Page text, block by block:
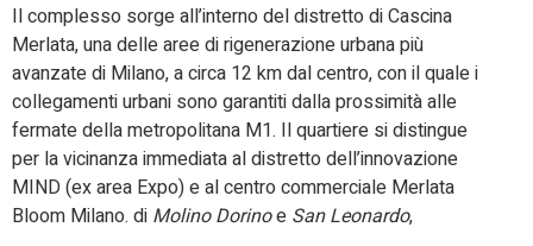
Il complesso sorge all’interno del distretto di Cascina
Merlata, una delle aree di rigenerazione urbana più
avanzate di Milano, a circa 12 km dal centro, con il quale i
collegamenti urbani sono garantiti dalla prossimità alle
fermate della metropolitana M1. Il quartiere si distingue
per la vicinanza immediata al distretto dell’innovazione
MIND (ex area Expo) e al centro commerciale Merlata
Bloom Milano. di Molino Dorinoe San Leonardo,